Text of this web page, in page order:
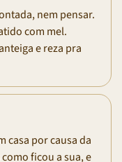
nem pensar.
com mel.
e reza pra
casa por causa da
ficou a sua, e